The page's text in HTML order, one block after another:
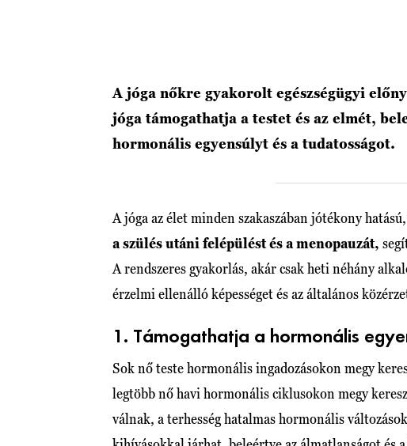
A jóga nőkre gyakorolt ​​egészségügyi
jóga támogathatja a testet és az elmét,
hormonális egyensúlyt és a tudatosságot.
A jóga az élet minden szakaszában jótékony
a szülés utáni felépülést és a menopauzát,
A rendszeres gyakorlás, akár csak heti néhány
érzelmi ellenálló képességet és az általános
1. Támogathatja a hormonális
Sok nő teste hormonális ingadozásokon megy
legtöbb nő havi hormonális ciklusokon megy
válnak, a terhesség hatalmas hormonális